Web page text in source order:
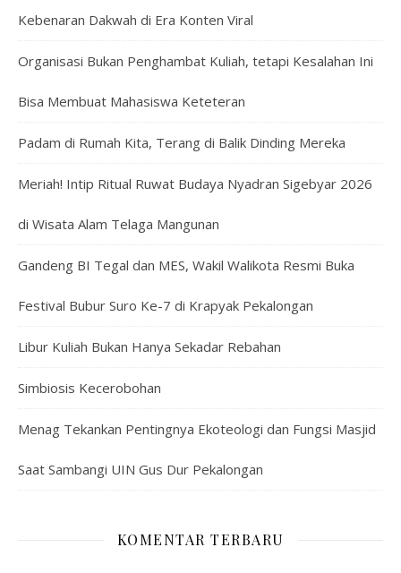
Kebenaran Dakwah di Era Konten Viral
Organisasi Bukan Penghambat Kuliah, tetapi Kesalahan Ini
Bisa Membuat Mahasiswa Keteteran
Padam di Rumah Kita, Terang di Balik Dinding Mereka
Meriah! Intip Ritual Ruwat Budaya Nyadran Sigebyar 2026
di Wisata Alam Telaga Mangunan
Gandeng BI Tegal dan MES, Wakil Walikota Resmi Buka
Festival Bubur Suro Ke-7 di Krapyak Pekalongan
Libur Kuliah Bukan Hanya Sekadar Rebahan
Simbiosis Kecerobohan
Menag Tekankan Pentingnya Ekoteologi dan Fungsi Masjid
Saat Sambangi UIN Gus Dur Pekalongan
KOMENTAR TERBARU